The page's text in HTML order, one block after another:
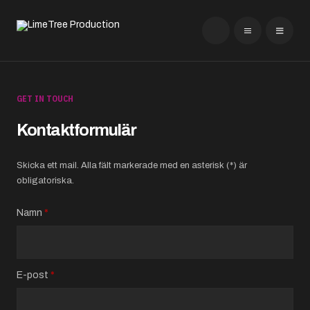
GET IN TOUCH
Kontaktformulär
Skicka ett mail. Alla fält markerade med en asterisk (*) är
obligatoriska.
Namn *
E-post *